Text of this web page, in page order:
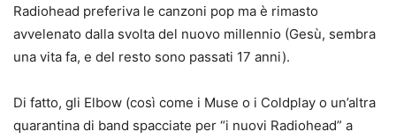
Radiohead preferiva le canzoni pop ma è rimasto
avvelenato dalla svolta del nuovo millennio (Gesù, sembra
una vita fa, e del resto sono passati 17 anni).
Di fatto, gli Elbow (così come i Muse o i Coldplay o un’altra
quarantina di band spacciate per “i nuovi Radiohead” a